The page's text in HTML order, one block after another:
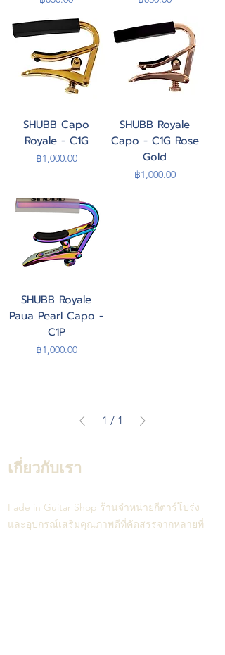
SHUBB Capo
Royale - C1G
Price
฿1,000.00
SHUBB Royale
Capo - C1G Rose
Gold
Price
฿1,000.00
SHUBB Royale
Paua Pearl Capo -
C1P
Price
฿1,000.00
1 / 1
เกี่ยวกับเรา
Fade in Guitar Shop ร้านจำหน่ายกีตาร์โปร่ง
และอุปกรณ์เสริมคุณภาพดีที่คัดสรรจากหลายที่